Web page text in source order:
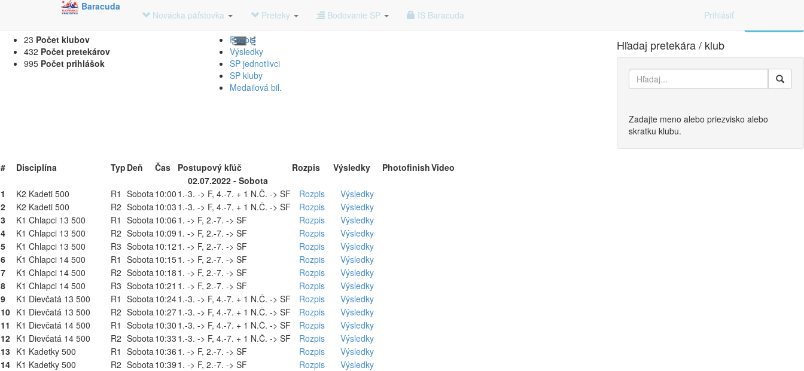
Baracuda
Novácka päťstovka Preteky Bodovanie SP IS Baracuda Prihlásiť
Časový Harmonogram na Novácka päťstovka
23 Počet klubov
432 Počet pretekárov
995 Počet prihlášok
Rozpis
Výsledky
SP jednotlivci
SP kluby
Medailová bil.
Hľadaj pretekára / klub
Zadajte meno alebo priezvisko alebo
skratku klubu.
# Disciplína Typ Deň Čas Postupový kľúč Rozpis Výsledky PhotofinishVideo
02.07.2022 - Sobota
1
K2 Kadeti 500 R1 Sobota10:00 1.-3. -> F, 4.-7. + 1 N.Č. -> SF Rozpis
Výsledky
2
K2 Kadeti 500 R2 Sobota10:03 1.-3. -> F, 4.-7. + 1 N.Č. -> SF Rozpis
Výsledky
3
K1 Chlapci 13 500 R1 Sobota10:06 1. -> F, 2.-7. -> SF Rozpis
Výsledky
4
K1 Chlapci 13 500 R2 Sobota10:09 1. -> F, 2.-7. -> SF Rozpis
Výsledky
5
K1 Chlapci 13 500 R3 Sobota10:12 1. -> F, 2.-7. -> SF Rozpis
Výsledky
6
K1 Chlapci 14 500 R1 Sobota10:151. -> F, 2.-7. -> SF Rozpis
Výsledky
7
K1 Chlapci 14 500 R2 Sobota10:18 1. -> F, 2.-7. -> SF Rozpis
Výsledky
8
K1 Chlapci 14 500 R3 Sobota10:21 1. -> F, 2.-7. -> SF Rozpis
Výsledky
9
K1 Dievčatá 13 500 R1 Sobota10:241.-3. -> F, 4.-7. + 1 N.Č. -> SF Rozpis
Výsledky
10 K1 Dievčatá 13 500 R2 Sobota10:271.-3. -> F, 4.-7. + 1 N.Č. -> SF Rozpis
Výsledky
11
K1 Dievčatá 14 500 R1 Sobota10:30 1.-3. -> F, 4.-7. + 1 N.Č. -> SF Rozpis
Výsledky
12 K1 Dievčatá 14 500 R2 Sobota10:33 1.-3. -> F, 4.-7. + 1 N.Č. -> SF Rozpis
Výsledky
13 K1 Kadetky 500 R1 Sobota10:36 1. -> F, 2.-7. -> SF Rozpis
Výsledky
14 K1 Kadetky 500 R2 Sobota10:39 1. -> F, 2.-7. -> SF Rozpis
Výsledky